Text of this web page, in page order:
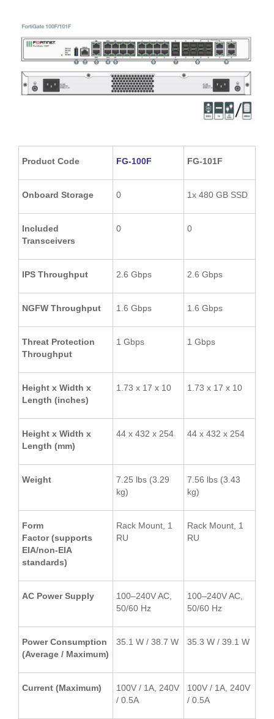
Product Code FG-100F FG-101F
Onboard Storage 0 1x 480 GB SSD
Included
Transceivers
0 0
IPS Throughput 2.6 Gbps 2.6 Gbps
NGFW Throughput 1.6 Gbps 1.6 Gbps
Threat Protection
Throughput
1 Gbps 1 Gbps
Height x Width x
Length (inches)
1.73 x 17 x 10 1.73 x 17 x 10
Height x Width x
Length (mm)
44 x 432 x 254 44 x 432 x 254
Weight
7.25 lbs (3.29
kg)
7.56 lbs (3.43
kg)
Form
Factor (supports
EIA/non-EIA
standards)
Rack Mount, 1
RU
Rack Mount, 1
RU
AC Power Supply
100–240V AC,
50/60 Hz
100–240V AC,
50/60 Hz
Power Consumption
(Average / Maximum)
35.1 W / 38.7 W 35.3 W / 39.1 W
Current (Maximum)
100V / 1A, 240V
/ 0.5A
100V / 1A, 240V
/ 0.5A